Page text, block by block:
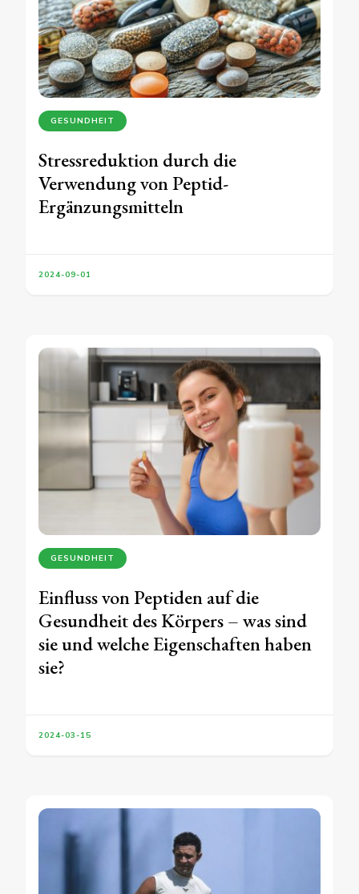
GESUNDHEIT
Stressreduktion durch die
Verwendung von Peptid-
Ergänzungsmitteln
2024-09-01
GESUNDHEIT
Einfluss von Peptiden auf die
Gesundheit des Körpers – was sind
sie und welche Eigenschaften haben
sie?
2024-03-15